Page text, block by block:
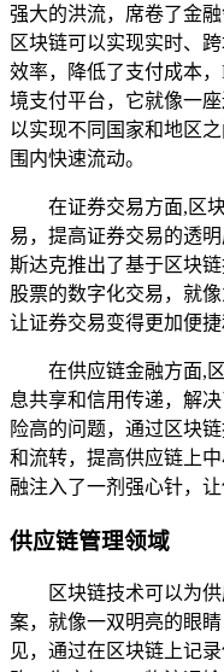
强大的洪流，席卷了金
区块链可以实现实时、
效率，降低了支付成本
境支付平台，它就像一
以实现不同国家和地区
围内快速流动。
在证券交易方面,区
易，提高证券交易的透
斯达克推出了基于区块
股票的数字化交易，就
让证券交易变得更加便捷
在供应链金融方面,
息共享和信用传递，解
险高的问题，通过区块
和流转，提高供应链上
融注入了一剂强心针，
供应链管理领域
区块链技术可以为
案，就像一双明亮的眼
见，通过在区块链上记